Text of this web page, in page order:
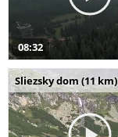
08:32
Sliezsky dom (11 km)